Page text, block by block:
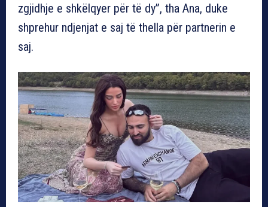
zgjidhje e shkëlqyer për të dy”, tha Ana, duke
shprehur ndjenjat e saj të thella për partnerin e
saj.